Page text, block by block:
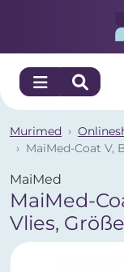
Murimed
MaiMed-Coat V,
MaiMed
MaiMed-
Vlies,